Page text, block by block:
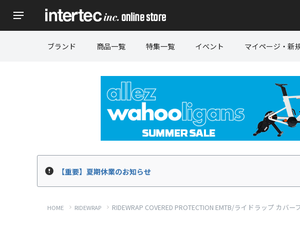
ブランド 商品一覧 特集一覧 イベント マイページ・新
【重要】夏期休業のお知らせ
HOME RIDEWRAP RIDEWRAP COVERED PROTECTION EMTB/ライドラップ カバ